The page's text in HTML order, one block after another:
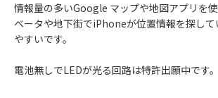
情報量の多いGoogle マップや地図アプリを
ベータや地下街でiPhoneが位置情報を探して
やすいです。
電池無しでLEDが光る回路は特許出願中です。